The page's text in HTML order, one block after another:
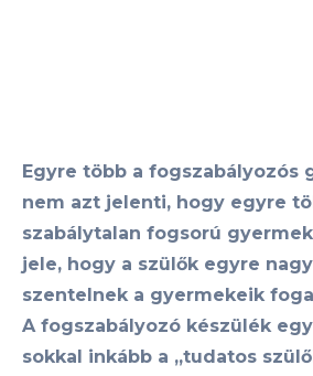
Egyre több a fogszabályozós
nem azt jelenti, hogy egyre
szabálytalan fogsorú gyermek
jele, hogy a szülők egyre
szentelnek a gyermekeik
A fogszabályozó készülék
sokkal inkább a „tudatos